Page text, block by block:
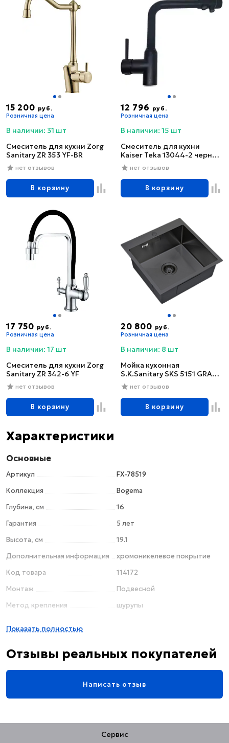
15 200 руб.
Розничная цена
В наличии: 31 шт
Смеситель для кухни Zorg
Sanitary ZR 353 YF-BR
нет отзывов
В корзину
12 796 руб.
Розничная цена
В наличии: 15 шт
Смеситель для кухни
Kaiser Teka 13044-2 черный
глянцевый
нет отзывов
В корзину
17 750 руб.
Розничная цена
В наличии: 17 шт
Смеситель для кухни Zorg
Sanitary ZR 342-6 YF
нет отзывов
В корзину
20 800 руб.
Розничная цена
В наличии: 8 шт
Мойка кухонная
S.K.Sanitary SKS 5151 GRAFIT
с сифоном
нет отзывов
В корзину
Характеристики
Основные
Артикул
FX-78519
Коллекция
Bogema
Глубина, см
16
Гарантия
5 лет
Высота, см
19.1
Дополнительная информация
хромоникелевое покрытие
Код товара
114172
Монтаж
Подвесной
Метод крепления
шурупы
Поверхность
глянцевая
Размер розетки, см
6
ретро
круглая
Показать полностью
Отзывы реальных покупателей
Написать отзыв
Сервис